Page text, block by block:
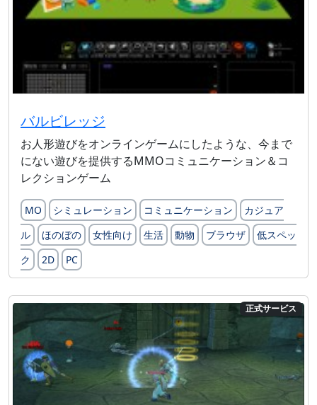
バルビレッジ
お人形遊びをオンラインゲームにしたような、今まで
にない遊びを提供するMMOコミュニケーション＆コ
レクションゲーム
MO シミュレーション コミュニケーション
カジュア
ル
ほのぼの 女性向け 生活 動物 ブラウザ
低スペッ
ク
2D PC
正式サービス